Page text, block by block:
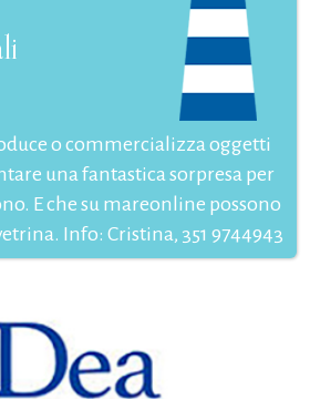
o commercializza oggetti
una fantastica sorpresa per
E che su mareonline possono
Info: Cristina, 351 9744943